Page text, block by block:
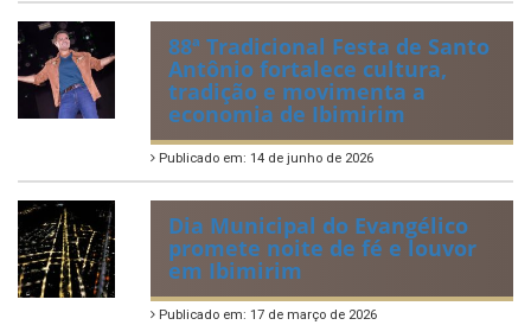
88ª Tradicional Festa de Santo
Antônio fortalece cultura,
tradição e movimenta a
economia de Ibimirim
Publicado em: 14 de junho de 2026
Dia Municipal do Evangélico
promete noite de fé e louvor
em Ibimirim
Publicado em: 17 de março de 2026